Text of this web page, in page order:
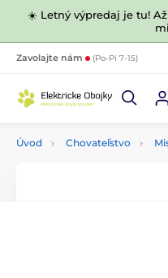
☀️ Letný výpredaj je tu!
Zavolajte nám (Po-Pi 7-15)
Úvod Chovateľstvo